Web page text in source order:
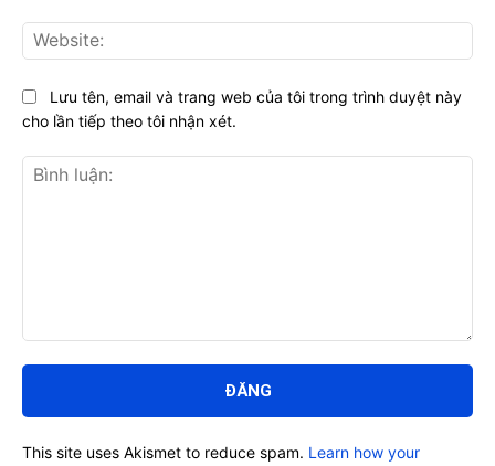
luận:
Lưu tên, email và trang web của tôi trong trình duyệt này
cho lần tiếp theo tôi nhận xét.
This site uses Akismet to reduce spam. Learn how your